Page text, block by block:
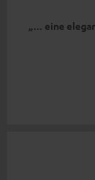
„… eine